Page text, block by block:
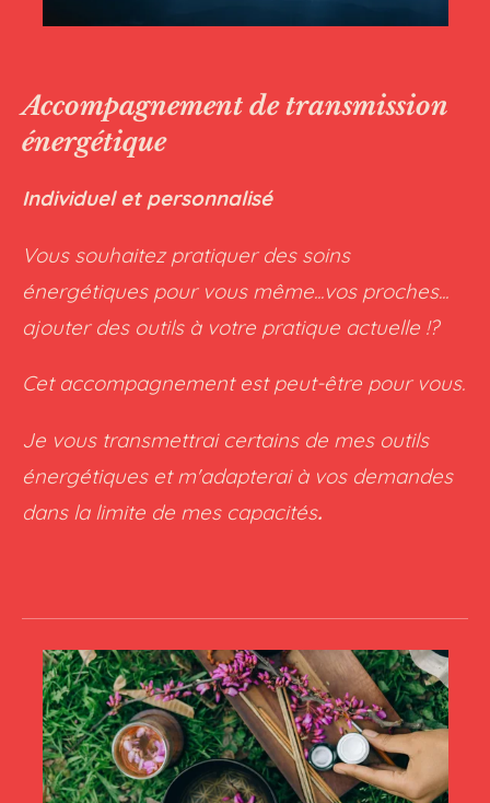
Accompagnement de transmission
énergétique
Individuel et personnalisé
Vous souhaitez pratiquer des soins
énergétiques pour vous même...vos proches...
ajouter des outils à votre pratique actuelle !?
Cet accompagnement est peut-être pour vous.
Je vous transmettrai certains de mes outils
énergétiques et m'adapterai à vos demandes
dans la limite de mes capacités.